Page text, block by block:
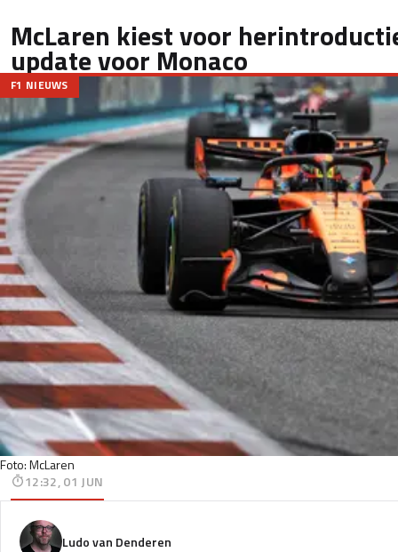
McLaren kiest voor
update voor Monaco
Foto: McLaren
F1 NIEUWS
12:32, 01 JUN
Ludo van Denderen